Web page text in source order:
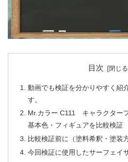
目次
動画でも検証を分かりやすく紹
す。
Mr.カラー C111 キャラクター
基本色・フィギュアを比較検証
比較検証前に（塗料希釈・塗装
今回検証に使用したサーフェイ